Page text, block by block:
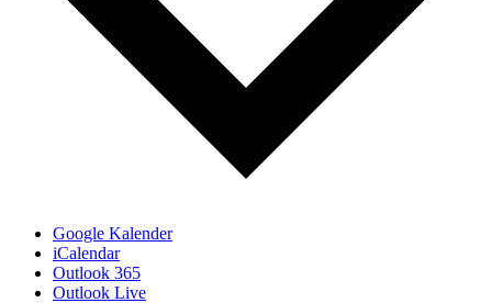
Google Kalender
iCalendar
Outlook 365
Outlook Live